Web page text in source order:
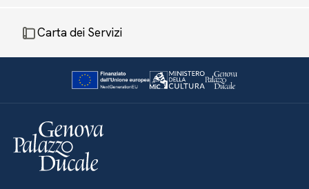
Carta dei Servizi